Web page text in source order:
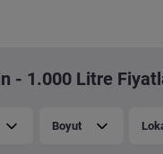
- 1.000 Litre
Boyut